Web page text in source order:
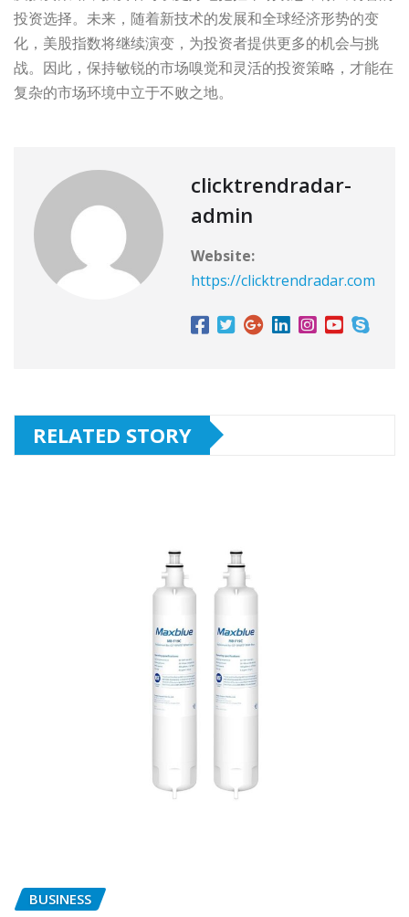
投资选择。未来，随着新技术的发展和全球经济形势的变
化，美股指数将继续演变，为投资者提供更多的机会与挑
战。因此，保持敏锐的市场嗅觉和灵活的投资策略，才能在
复杂的市场环境中立于不败之地。
clicktrendradar-
admin
Website:
https://clicktrendradar.com
RELATED STORY
BUSINESS